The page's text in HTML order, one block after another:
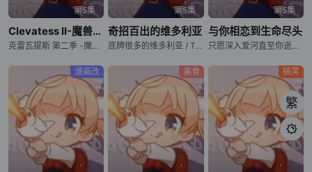
第5集
Clevatess II-魔兽之王与虚假的勇者传承-
克雷瓦提斯 第二季 -魔兽之王与虚伪的勇者传承- / クレバテス-魔獣の王と赤子と尸の勇者- 第2期 / 克雷瓦提斯-魔兽之王与婴儿与尸之勇者- 第二季 / Clevatess: Majuu no Ou to Akago to Shikabane no Yuusha Season 2 / Clevatess Season 2
第5集
奇招百出的维多利亚
底牌很多的维多利亚 / Tefuda ga Oome no Victoria / Victoria of Many Faces
第5集
与你相恋到生命尽头
只愿深入爱河直至你逝去 / Kimi ga Shinu made Koi wo Shitai / I Want to Love You Till Your Dying Day
漫画改 美食 搞笑
繁
